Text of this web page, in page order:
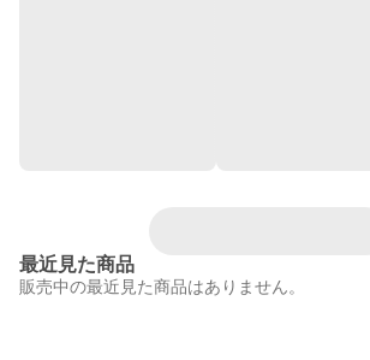
最近見た商品
販売中の最近見た商品はありません。